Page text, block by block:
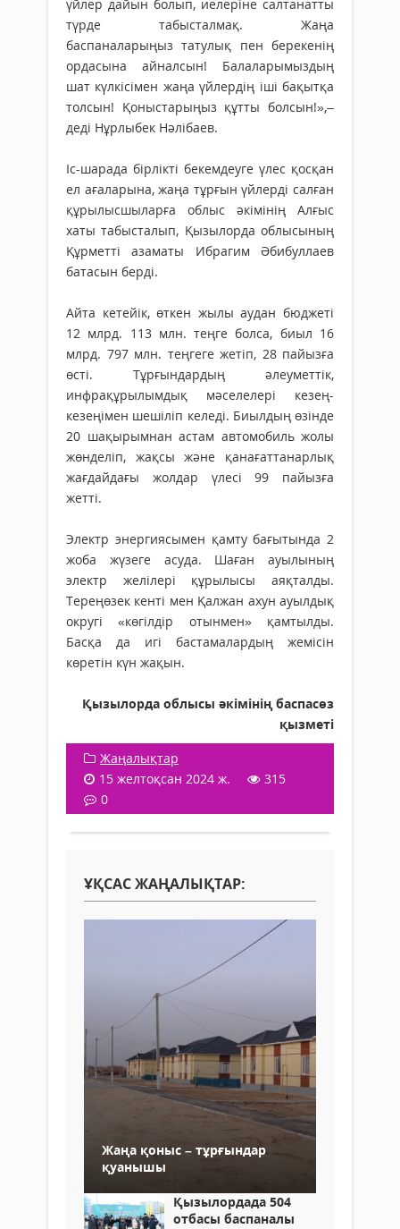
үйлер дайын болып, иелеріне салтанатты
түрде табысталмақ. Жаңа
баспаналарыңыз татулық пен берекенің
ордасына айналсын! Балаларымыздың
шат күлкісімен жаңа үйлердің іші бақытқа
толсын! Қоныстарыңыз құтты болсын!»,–
деді Нұрлыбек Нәлібаев.
Іс-шарада бірлікті бекемдеуге үлес қосқан
ел ағаларына, жаңа тұрғын үйлерді салған
құрылысшыларға облыс әкімінің Алғыс
хаты табысталып, Қызылорда облысының
Құрметті азаматы Ибрагим Әбибуллаев
батасын берді.
Айта кетейік, өткен жылы аудан бюджеті
12 млрд. 113 млн. теңге болса, биыл 16
млрд. 797 млн. теңгеге жетіп, 28 пайызға
өсті. Тұрғындардың әлеуметтік,
инфрақұрылымдық мәселелері кезең-
кезеңімен шешіліп келеді. Биылдың өзінде
20 шақырымнан астам автомобиль жолы
жөнделіп, жақсы және қанағаттанарлық
жағдайдағы жолдар үлесі 99 пайызға
жетті.
Электр энергиясымен қамту бағытында 2
жоба жүзеге асуда. Шаған ауылының
электр желілері құрылысы аяқталды.
Тереңөзек кенті мен Қалжан ахун ауылдық
округі «көгілдір отынмен» қамтылды.
Басқа да игі бастамалардың жемісін
көретін күн жақын.
Қызылорда облысы әкімінің баспасөз
қызметі
Жаңалықтар
15 желтоқсан 2024 ж.
315
0
ҰҚСАС ЖАҢАЛЫҚТАР:
Жаңа қоныс – тұрғындар
қуанышы
Қызылордада 504
отбасы баспаналы